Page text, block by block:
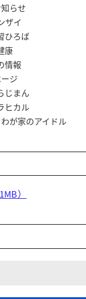
せ
イ
ば
報
ジ
ん
ル
家のアイドル
）